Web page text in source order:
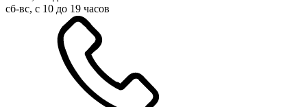
сб-вс, с 10 до 19 часов